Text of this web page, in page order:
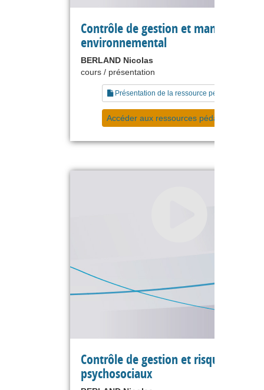
Contrôle de gestion et management
environnemental
BERLAND Nicolas
cours / présentation
Présentation de la ressource pédagogique
Accéder aux ressources pédagogiques
Contrôle de gestion et risques
psychosociaux